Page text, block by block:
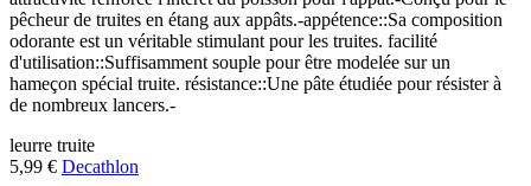
pêcheur de truites en étang aux appâts.-appétence::Sa composition
odorante est un véritable stimulant pour les truites. facilité
d'utilisation::Suffisamment souple pour être modelée sur un
hameçon spécial truite. résistance::Une pâte étudiée pour résister à
de nombreux lancers.-
leurre truite
5,99 € Decathlon